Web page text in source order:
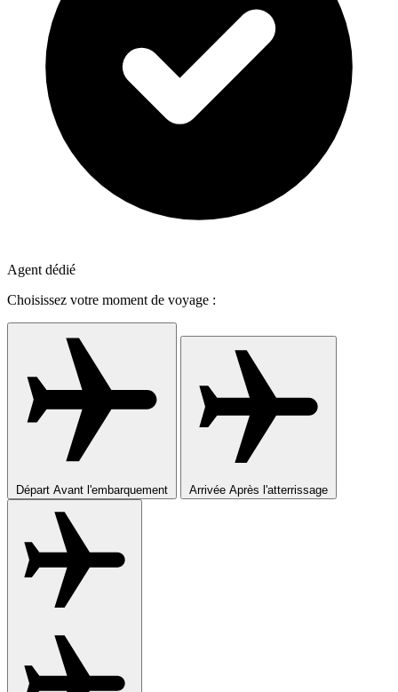
Agent dédié
Choisissez votre moment de voyage :
Départ Avant l'embarquement Arrivée Après l'atterrissage